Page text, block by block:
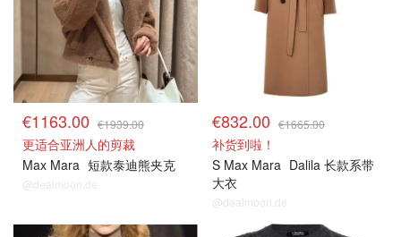
€1163.00 €1939.00
更适合亚洲人的剪裁
Max Mara 短款泰迪熊夹克
@dealmoon.de
€832.00 €1665.00
补货到啦！
S Max Mara Dalila 长款系带
大衣
@dealmoon.de